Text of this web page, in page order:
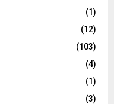
(1)
(12)
(103)
(4)
(1)
(3)